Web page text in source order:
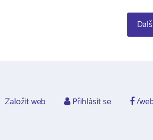
Založit web Přihlásit se /